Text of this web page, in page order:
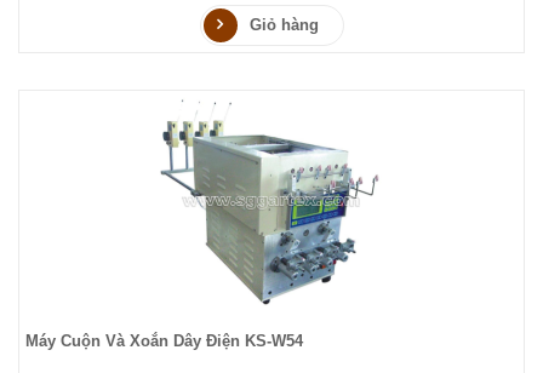
Giỏ hàng
Máy Cuộn Và Xoắn Dây Điện KS-W54